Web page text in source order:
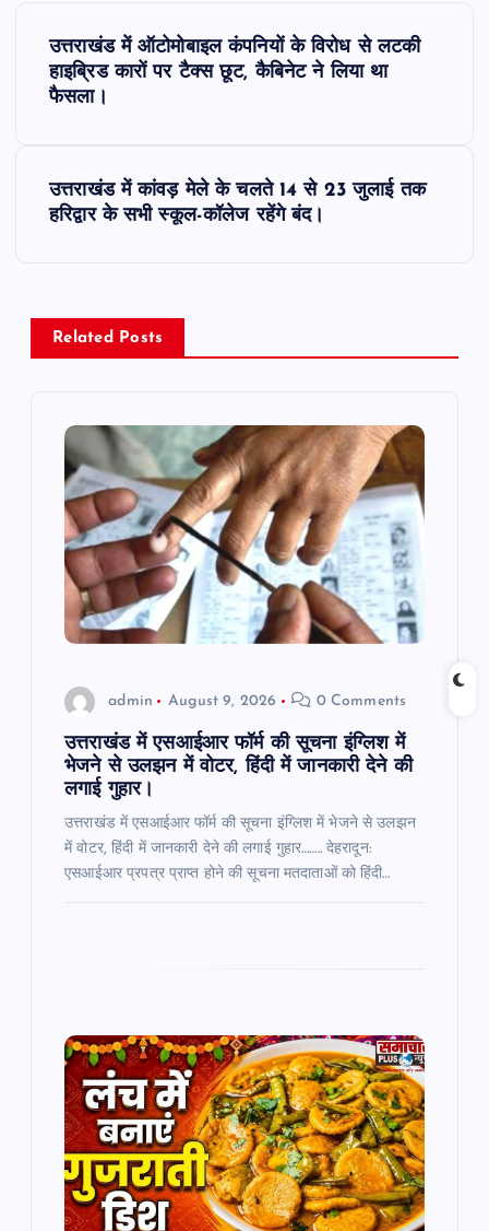
v
उत्तराखंड में ऑटोमोबाइल कंपनियों के विरोध से लटकी
हाइब्रिड कारों पर टैक्स छूट, कैबिनेट ने लिया था
फैसला।
उत्तराखंड में कांवड़ मेले के चलते 14 से 23 जुलाई तक
हरिद्वार के सभी स्कूल-कॉलेज रहेंगे बंद।
Related Posts
admin August 9, 2026 0 Comments
उत्तराखंड में एसआईआर फॉर्म की सूचना इंग्लिश में
भेजने से उलझन में वोटर, हिंदी में जानकारी देने की
लगाई गुहार।
उत्तराखंड में एसआईआर फॉर्म की सूचना इंग्लिश में भेजने से उलझन
में वोटर, हिंदी में जानकारी देने की लगाई गुहार…….. देहरादून:
एसआईआर प्रपत्र प्राप्त होने की सूचना मतदाताओं को हिंदी…